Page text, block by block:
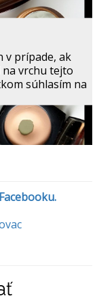
v prípade, ak
vrchu tejto
súhlasím na